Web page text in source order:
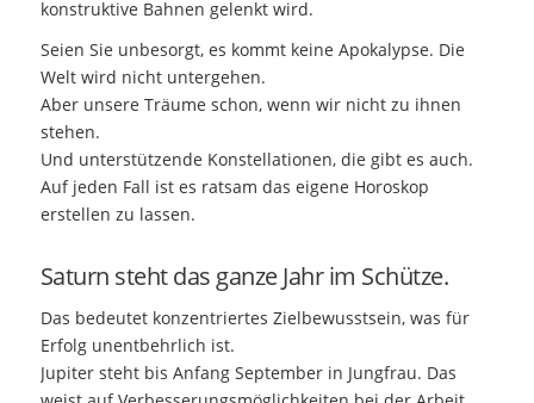
konstruktive Bahnen gelenkt wird.
Seien Sie unbesorgt, es kommt keine Apokalypse. Die
Welt wird nicht untergehen.
Aber unsere Träume schon, wenn wir nicht zu ihnen
stehen.
Und unterstützende Konstellationen, die gibt es auch.
Auf jeden Fall ist es ratsam das eigene Horoskop
erstellen zu lassen.
Saturn steht das ganze Jahr im Schütze.
Das bedeutet konzentriertes Zielbewusstsein, was für
Erfolg unentbehrlich ist.
Jupiter steht bis Anfang September in Jungfrau. Das